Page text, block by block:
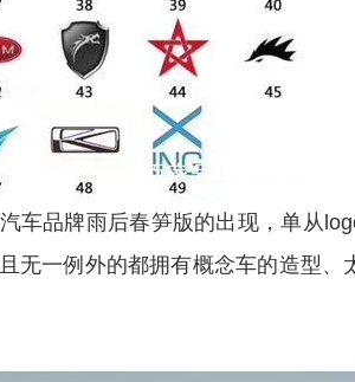
车品牌雨后春笋版的出现，单从
无一例外的都拥有概念车的造型、